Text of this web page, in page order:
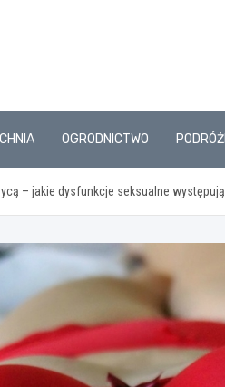
OGRODNICTWO
– jakie dysfunkcje seksualne